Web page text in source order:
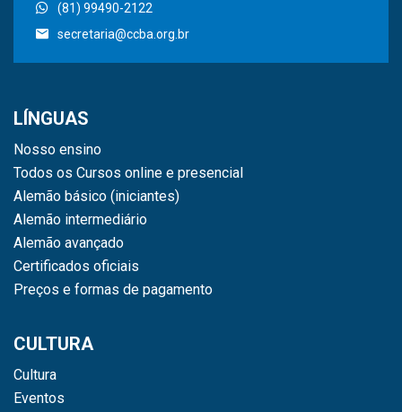
(81) 99490-2122
secretaria@ccba.org.br
LÍNGUAS
Nosso ensino
Todos os Cursos online e presencial
Alemão básico (iniciantes)
Alemão intermediário
Alemão avançado
Certificados oficiais
Preços e formas de pagamento
CULTURA
Cultura
Eventos